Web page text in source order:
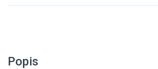
Popis